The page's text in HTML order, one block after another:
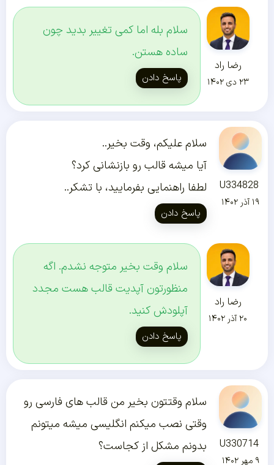
رضا راد
۲۳ دی ۱۴۰۲
سلام بله اما کمی تغییر بدید چون
ساده هستن.
پاسخ دادن
U334828
۱۹ آذر ۱۴۰۲
سلام علیکم، وقت بخیر..
آیا میشه قالب رو بازنشانی کرد؟
لطفا راهنمایی بفرمایید، با تشکر..
پاسخ دادن
رضا راد
۲۰ آذر ۱۴۰۲
سلام وقت بخیر متوجه نشدم. اگه
منظورتون آپدیت قالب هست مجدد
آپلودش کنید.
پاسخ دادن
U330714
۹ مهر ۱۴۰۲
سلام وقتتون بخیر من قالب های فارسی رو
وقتی نصب میکنم انگلیسی میشه میتونم
بدونم مشکل از کجاست؟